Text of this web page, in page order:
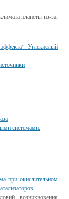
планеты из-за,
Углекислый
системами.
при окислительном
возникновения